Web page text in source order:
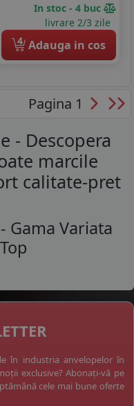
In stoc - 4 buc
livrare 2/3 zile
4 Adauga in cos
Pagina 1
- Descopera
marcile
calitate-pret
Gama Variata
în industria anvelopelor în
exclusive? Abonați-vă pe
cele mai bune oferte